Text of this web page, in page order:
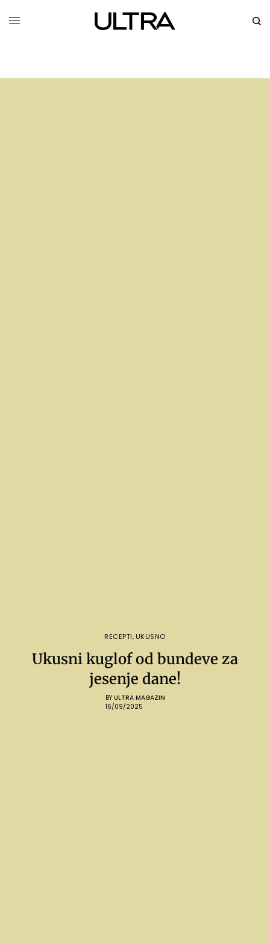
RECEPTI, UKUSNO
Ukusni kuglof od bundeve za
jesenje dane!
BY ULTRA MAGAZIN
16/09/2025